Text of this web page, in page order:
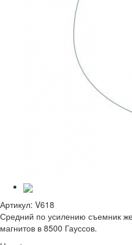
Артикул: V618
Средний по усилению съемник
магнитов в 8500 Гауссов.